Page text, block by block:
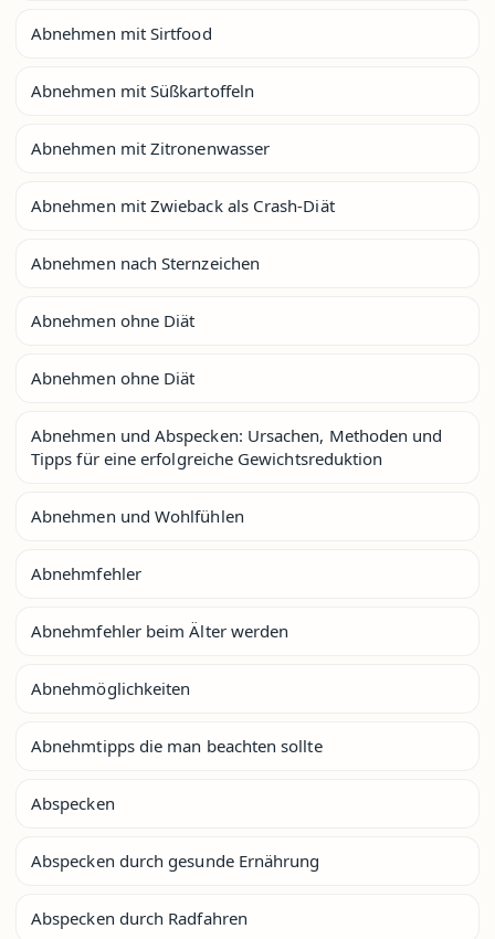
Abnehmen mit Sirtfood
Abnehmen mit Süßkartoffeln
Abnehmen mit Zitronenwasser
Abnehmen mit Zwieback als Crash-Diät
Abnehmen nach Sternzeichen
Abnehmen ohne Diät
Abnehmen ohne Diät
Abnehmen und Abspecken: Ursachen, Methoden und
Tipps für eine erfolgreiche Gewichtsreduktion
Abnehmen und Wohlfühlen
Abnehmfehler
Abnehmfehler beim Älter werden
Abnehmöglichkeiten
Abnehmtipps die man beachten sollte
Abspecken
Abspecken durch gesunde Ernährung
Abspecken durch Radfahren